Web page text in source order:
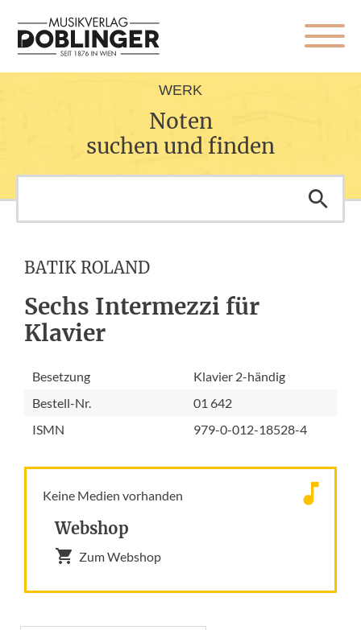
WERK
Noten
suchen und finden
BATIK ROLAND
Sechs Intermezzi für
Klavier
Besetzung
Klavier 2-händig
Bestell-Nr.
01 642
ISMN
979-0-012-18528-4
Keine Medien vorhanden
Webshop
Zum Webshop